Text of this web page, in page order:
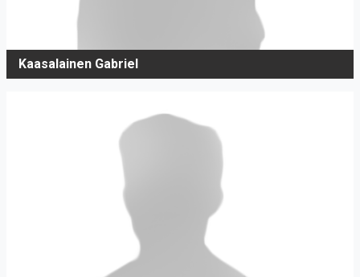
Kaasalainen Gabriel